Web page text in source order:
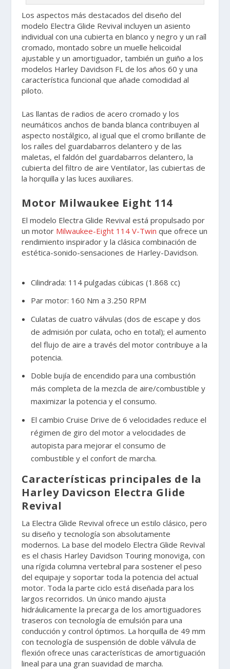
Los aspectos más destacados del diseño del
modelo Electra Glide Revival incluyen un asiento
individual con una cubierta en blanco y negro y un raíl
cromado, montado sobre un muelle helicoidal
ajustable y un amortiguador, también un guiño a los
modelos Harley Davidson FL de los años 60 y una
característica funcional que añade comodidad al
piloto.
Las llantas de radios de acero cromado y los
neumáticos anchos de banda blanca contribuyen al
aspecto nostálgico, al igual que el cromo brillante de
los raíles del guardabarros delantero y de las
maletas, el faldón del guardabarros delantero, la
cubierta del filtro de aire Ventilator, las cubiertas de
la horquilla y las luces auxiliares.
Motor Milwaukee Eight 114
El modelo Electra Glide Revival está propulsado por
un motor Milwaukee-Eight 114 V-Twin que ofrece un
rendimiento inspirador y la clásica combinación de
estética-sonido-sensaciones de Harley-Davidson.
Cilindrada: 114 pulgadas cúbicas (1.868 cc)
Par motor: 160 Nm a 3.250 RPM
Culatas de cuatro válvulas (dos de escape y dos
de admisión por culata, ocho en total); el aumento
del flujo de aire a través del motor contribuye a la
potencia.
Doble bujía de encendido para una combustión
más completa de la mezcla de aire/combustible y
maximizar la potencia y el consumo.
El cambio Cruise Drive de 6 velocidades reduce el
régimen de giro del motor a velocidades de
autopista para mejorar el consumo de
combustible y el confort de marcha.
Características principales de la
Harley Davicson Electra Glide
Revival
La Electra Glide Revival ofrece un estilo clásico, pero
su diseño y tecnología son absolutamente
modernos. La base del modelo Electra Glide Revival
es el chasis Harley Davidson Touring monoviga, con
una rígida columna vertebral para sostener el peso
del equipaje y soportar toda la potencia del actual
motor. Toda la parte ciclo está diseñada para los
largos recorridos. Un único mando ajusta
hidráulicamente la precarga de los amortiguadores
traseros con tecnología de emulsión para una
conducción y control óptimos. La horquilla de 49 mm
con tecnología de suspensión de doble válvula de
flexión ofrece unas características de amortiguación
lineal para una gran suavidad de marcha.